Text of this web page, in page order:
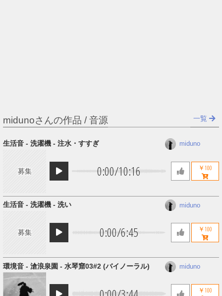
midunoさんの作品 / 音源 一覧
募集 0:00/10:16
生活音 - 洗濯機 - 注水・すすぎ miduno
￥100
募集 0:00/6:45
生活音 - 洗濯機 - 洗い miduno
￥100
環境音 - 滄浪泉園 - 水琴窟03#2 (バイノーラル) miduno
￥100